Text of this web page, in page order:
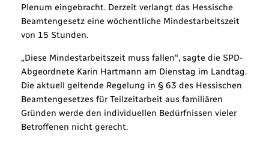
Plenum eingebracht. Derzeit verlangt das Hessische
Beamtengesetz eine wöchentliche Mindestarbeitszeit
von 15 Stunden.
„Diese Mindestarbeitszeit muss fallen“, sagte die SPD-
Abgeordnete Karin Hartmann am Dienstag im Landtag.
Die aktuell geltende Regelung in § 63 des Hessischen
Beamtengesetzes für Teilzeitarbeit aus familiären
Gründen werde den individuellen Bedürfnissen vieler
Betroffenen nicht gerecht.